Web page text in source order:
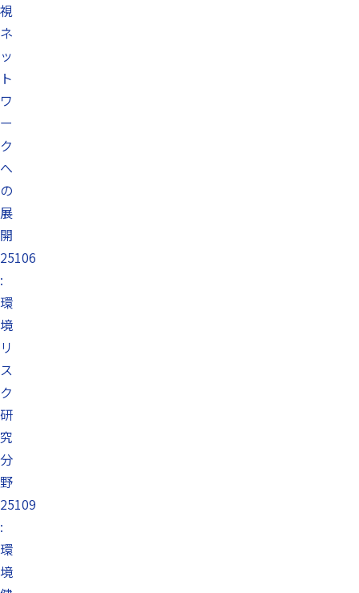
視
ネ
ッ
ト
ワ
ー
ク
へ
の
展
開
25106
:
環
境
リ
ス
ク
研
究
分
野
25109
:
環
境